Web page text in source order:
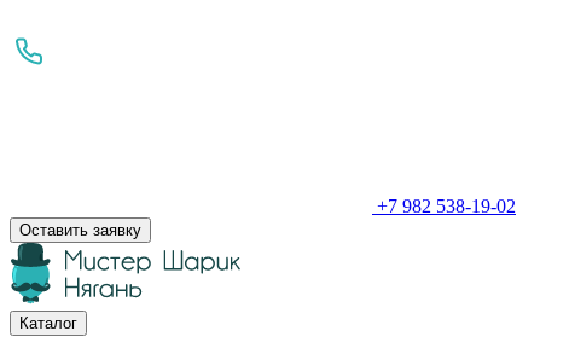
+7 982 538-19-02
Оставить заявку
Каталог